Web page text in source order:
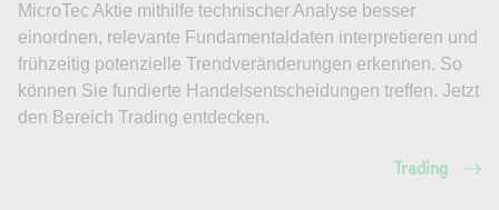
MicroTec Aktie mithilfe technischer Analyse besser
einordnen, relevante Fundamentaldaten interpretieren und
frühzeitig potenzielle Trendveränderungen erkennen. So
können Sie fundierte Handelsentscheidungen treffen. Jetzt
den Bereich Trading entdecken.
Trading